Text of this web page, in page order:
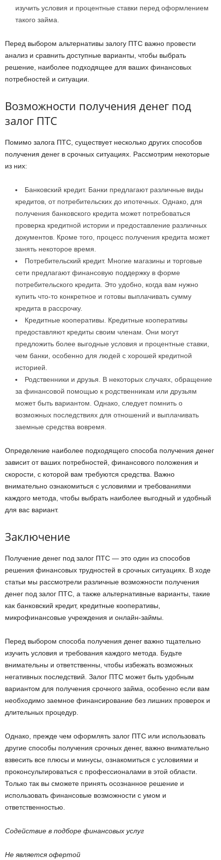
изучить условия и процентные ставки перед оформлением
такого займа.
Перед выбором альтернативы залогу ПТС важно провести
анализ и сравнить доступные варианты, чтобы выбрать
решение, наиболее подходящее для ваших финансовых
потребностей и ситуации.
Возможности получения денег под
залог ПТС
Помимо залога ПТС, существует несколько других способов
получения денег в срочных ситуациях. Рассмотрим некоторые
из них:
Банковский кредит. Банки предлагают различные виды
кредитов, от потребительских до ипотечных. Однако, для
получения банковского кредита может потребоваться
проверка кредитной истории и предоставление различных
документов. Кроме того, процесс получения кредита может
занять некоторое время.
Потребительский кредит. Многие магазины и торговые
сети предлагают финансовую поддержку в форме
потребительского кредита. Это удобно, когда вам нужно
купить что-то конкретное и готовы выплачивать сумму
кредита в рассрочку.
Кредитные кооперативы. Кредитные кооперативы
предоставляют кредиты своим членам. Они могут
предложить более выгодные условия и процентные ставки,
чем банки, особенно для людей с хорошей кредитной
историей.
Родственники и друзья. В некоторых случаях, обращение
за финансовой помощью к родственникам или друзьям
может быть вариантом. Однако, следует помнить о
возможных последствиях для отношений и выплачивать
заемные средства вовремя.
Определение наиболее подходящего способа получения денег
зависит от ваших потребностей, финансового положения и
скорости, с которой вам требуются средства. Важно
внимательно ознакомиться с условиями и требованиями
каждого метода, чтобы выбрать наиболее выгодный и удобный
для вас вариант.
Заключение
Получение денег под залог ПТС — это один из способов
решения финансовых трудностей в срочных ситуациях. В ходе
статьи мы рассмотрели различные возможности получения
денег под залог ПТС, а также альтернативные варианты, такие
как банковский кредит, кредитные кооперативы,
микрофинансовые учреждения и онлайн-займы.
Перед выбором способа получения денег важно тщательно
изучить условия и требования каждого метода. Будьте
внимательны и ответственны, чтобы избежать возможных
негативных последствий. Залог ПТС может быть удобным
вариантом для получения срочного займа, особенно если вам
необходимо заемное финансирование без лишних проверок и
длительных процедур.
Однако, прежде чем оформлять залог ПТС или использовать
другие способы получения срочных денег, важно внимательно
взвесить все плюсы и минусы, ознакомиться с условиями и
проконсультироваться с профессионалами в этой области.
Только так вы сможете принять осознанное решение и
использовать финансовые возможности с умом и
ответственностью.
Содействие в подборе финансовых услуг
Не является офертой